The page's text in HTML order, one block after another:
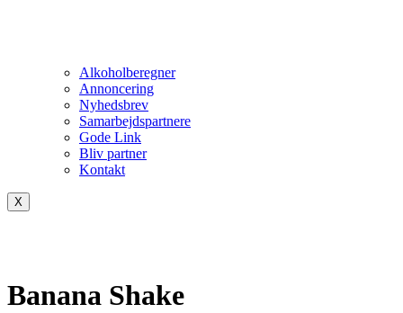
Alkoholberegner
Annoncering
Nyhedsbrev
Samarbejdspartnere
Gode Link
Bliv partner
Kontakt
X
Banana Shake